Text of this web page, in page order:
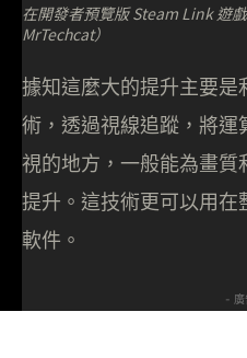
在開發者預覽版 Steam Link 遊
MrTechcat）
據知這麼大的提升主要是
術，透過視線追蹤，將
視的地方，一般能為畫質
提升。這技術更可以用
軟件。
- 廣